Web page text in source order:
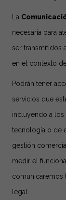
La
necesaria para
ser transmitidos
en el contexto
Podrán tener
servicios que
incluyendo a los
tecnología o de
gestión
medir el
comunicaremos
legal.